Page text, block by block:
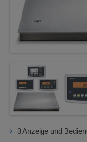
3 Anzeige und